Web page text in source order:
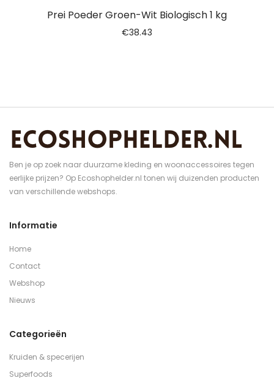
Prei Poeder Groen-Wit Biologisch 1 kg
€38.43
Ben je op zoek naar duurzame kleding en woonaccessoires tegen
eerlijke prijzen? Op Ecoshophelder.nl tonen wij duizenden producten
van verschillende webshops.
Informatie
Home
Contact
Webshop
Nieuws
Categorieën
Kruiden & specerijen
Superfoods